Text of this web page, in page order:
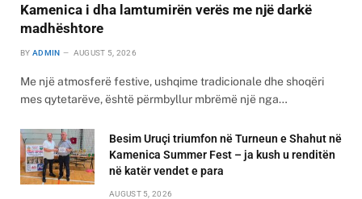
Kamenica i dha lamtumirën verës me një darkë
madhështore
BY ADMIN AUGUST 5, 2026
Me një atmosferë festive, ushqime tradicionale dhe shoqëri
mes qytetarëve, është përmbyllur mbrëmë një nga…
Besim Uruçi triumfon në Turneun e Shahut në
Kamenica Summer Fest – ja kush u renditën
në katër vendet e para
AUGUST 5, 2026